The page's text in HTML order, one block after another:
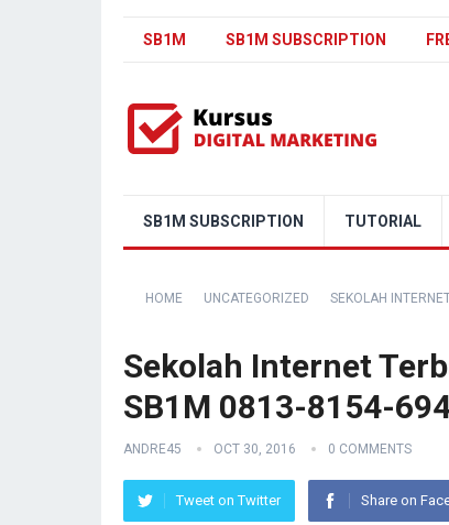
SB1M SB1M SUBSCRIPTION
SB1M SUBSCRIPTION TUTORIAL
HOME UNCATEGORIZED SEKOLAH
Sekolah Internet
SB1M 0813-8154-
ANDRE45 OCT 30, 2016 0 COMMENTS
Tweet on Twitter Share on